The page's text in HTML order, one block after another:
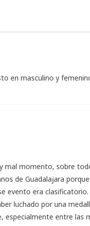
en masculino y
mal momento, sobre
de Guadalajara
evento era
luchado por una
especialmente entre las